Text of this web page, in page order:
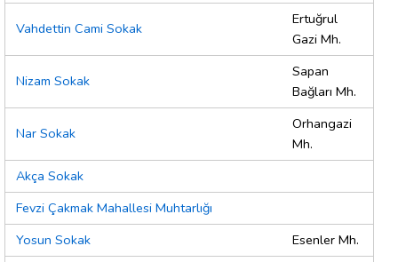
Vahdettin Cami Sokak
Ertuğrul
Gazi Mh.
Nizam Sokak
Sapan
Bağları Mh.
Nar Sokak
Orhangazi
Mh.
Akça Sokak
Fevzi Çakmak Mahallesi Muhtarlığı
Yosun Sokak
Esenler Mh.